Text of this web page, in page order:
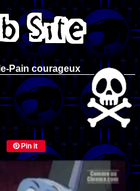
Pain courageux
Pin it